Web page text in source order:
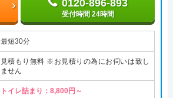
0120-896-893
受付時間 24時間
最短30分
見積もり無料 ※お見積りの為にお伺いは致し
ません
トイレ詰まり：8,800円～